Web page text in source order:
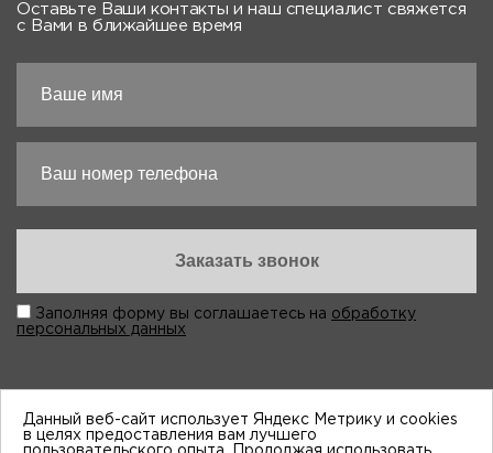
Оставьте Ваши контакты и наш специалист свяжется
с Вами в ближайшее время
Заполняя форму вы соглашаетесь на обработку
персональных данных
Данный веб-сайт использует Яндекс Метрику и cookies
в целях предоставления вам лучшего